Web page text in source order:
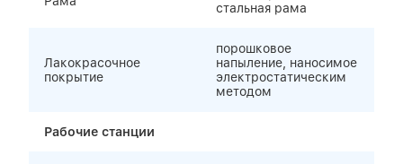
стальная рама
Лакокрасочное
покрытие
порошковое
напыление, наносимое
электростатическим
методом
Рабочие станции